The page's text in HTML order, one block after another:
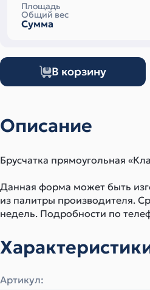
Площадь
Общий вес
Сумма
В корзину
Описание
Брусчатка прямоугольная
Данная форма может быть
из палитры производителя.
недель. Подробности по
Артикул: